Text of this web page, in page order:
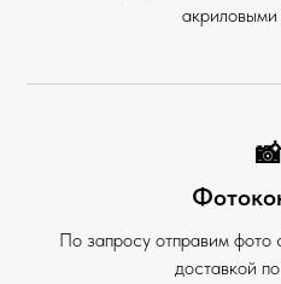
По запросу отправим фото
доставкой